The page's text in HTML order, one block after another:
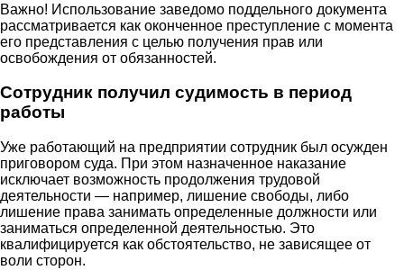
Важно! Использование заведомо поддельного документа
рассматривается как оконченное преступление с момента
его представления с целью получения прав или
освобождения от обязанностей.
Сотрудник получил судимость в период
работы
Уже работающий на предприятии сотрудник был осужден
приговором суда. При этом назначенное наказание
исключает возможность продолжения трудовой
деятельности — например, лишение свободы, либо
лишение права занимать определенные должности или
заниматься определенной деятельностью. Это
квалифицируется как обстоятельство, не зависящее от
воли сторон.